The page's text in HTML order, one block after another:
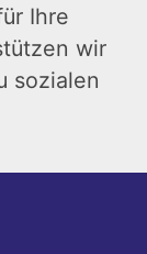
Ihre
wir
sozialen